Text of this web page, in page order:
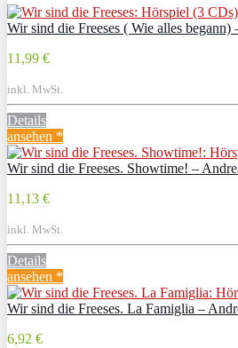
Wir sind die Freeses ( Wie alles
11,99 €
inkl. MwSt.
Details
ansehen *
Wir sind die Freeses. Showtime! –
11,13 €
inkl. MwSt.
Details
ansehen *
Wir sind die Freeses. La Famiglia –
6,92 €